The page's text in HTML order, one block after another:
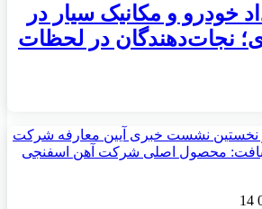
خودرو و مکانیک سیار در
نجات‌دهندگان در لحظات
14